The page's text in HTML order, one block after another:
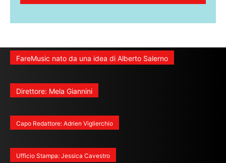
FareMusic nato da una idea di Alberto Salerno
Direttore: Mela Giannini
Capo Redattore: Adrien Viglierchio
Ufficio Stampa: Jessica Cavestro